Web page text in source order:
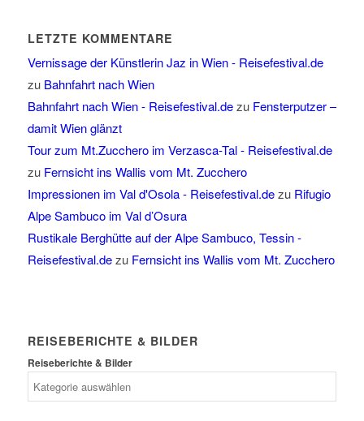
LETZTE KOMMENTARE
Vernissage der Künstlerin Jaz in Wien - Reisefestival.de
zu Bahnfahrt nach Wien
Bahnfahrt nach Wien - Reisefestival.dezu Fensterputzer –
damit Wien glänzt
Tour zum Mt.Zucchero im Verzasca-Tal - Reisefestival.de
zu Fernsicht ins Wallis vom Mt. Zucchero
Impressionen im Val d'Osola - Reisefestival.dezu Rifugio
Alpe Sambuco im Val d’Osura
Rustikale Berghütte auf der Alpe Sambuco, Tessin -
Reisefestival.dezu Fernsicht ins Wallis vom Mt. Zucchero
REISEBERICHTE & BILDER
Reiseberichte & Bilder